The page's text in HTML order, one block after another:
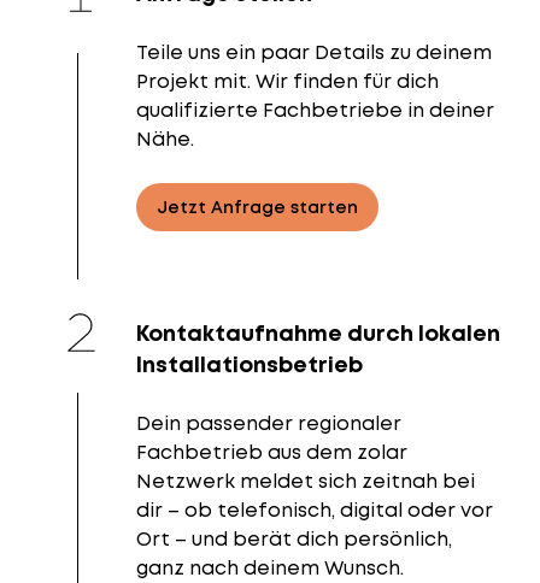
Teile uns ein paar Details zu deinem
Projekt mit. Wir finden für dich
qualifizierte Fachbetriebe in deiner
Nähe.
Jetzt Anfrage starten
Kontaktaufnahme durch lokalen
Installationsbetrieb
Dein passender regionaler
Fachbetrieb aus dem zolar
Netzwerk meldet sich zeitnah bei
dir – ob telefonisch, digital oder vor
Ort – und berät dich persönlich,
ganz nach deinem Wunsch.